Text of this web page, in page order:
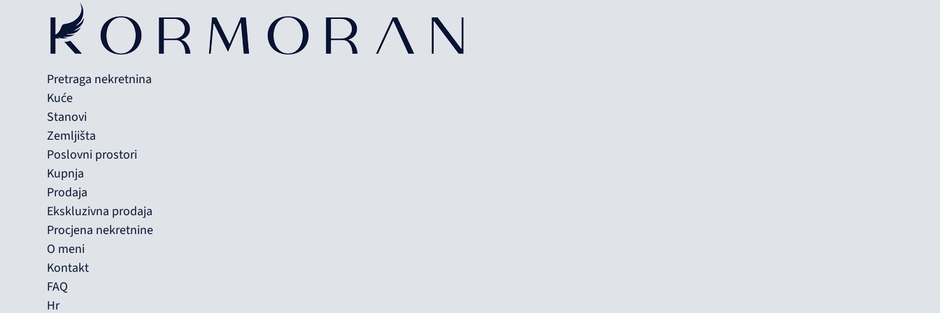
Pretraga nekretnina
Kuće
Stanovi
Zemljišta
Poslovni prostori
Kupnja
Prodaja
Ekskluzivna prodaja
Procjena nekretnine
O meni
Kontakt
FAQ
Hr